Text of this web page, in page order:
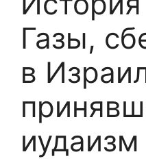
Газы,
в
иудаизм